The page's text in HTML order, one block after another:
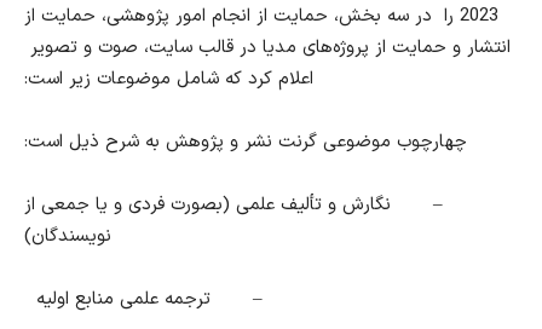
2023 را در سه بخش، حمایت از انجام امور پژوهشی، حمایت از
انتشار و حمایت از پروژه‌های مدیا در قالب سایت، صوت و تصویر
اعلام کرد که شامل موضوعات زیر است:
چهارچوب موضوعی گرنت نشر و پژوهش به شرح ذیل است:
– نگارش و تألیف علمی (بصورت فردی و یا جمعی از
نویسندگان)
– ترجمه علمی منابع اولیه